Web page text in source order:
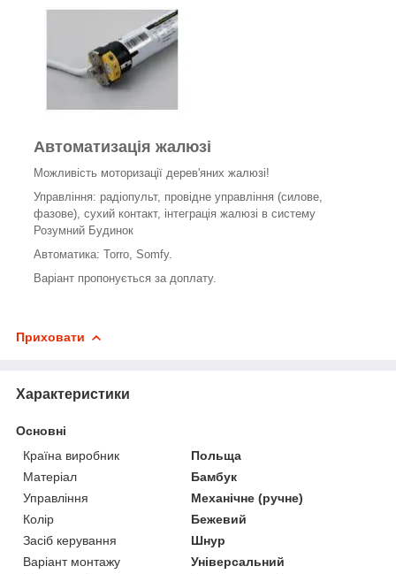
Автоматизація жалюзі
Можливість моторизації дерев'яних жалюзі!
Управління: радіопульт, провідне управління (силове,
фазове), сухий контакт, інтеграція жалюзі в систему
Розумний Будинок
Автоматика: Torro, Somfy.
Варіант пропонується за доплату.
Приховати
Характеристики
Основні
Країна виробник
Польща
Матеріал
Бамбук
Управління
Механічне (ручне)
Колір
Бежевий
Засіб керування
Шнур
Варіант монтажу
Універсальний